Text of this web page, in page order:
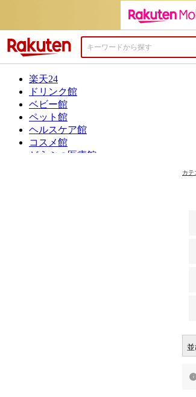
カテ
並